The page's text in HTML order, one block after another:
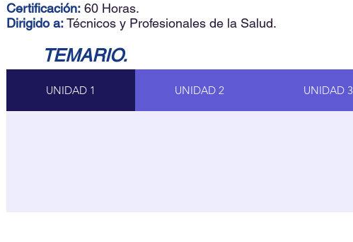
Certificación: ​ 60 Horas.
Dirigido a:​ Técnicos y Profesionales de la Salud.
TEMARIO.
UNIDAD 1 UNIDAD 2 UNIDAD 3